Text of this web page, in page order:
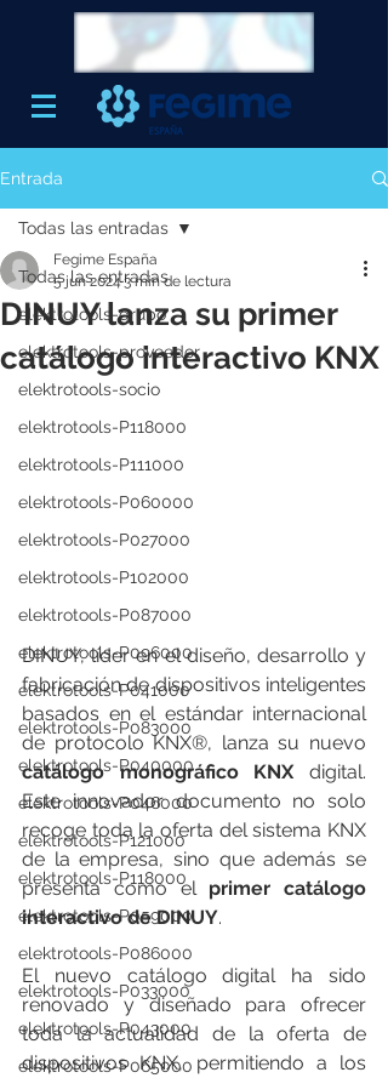
Entrada
Todas las entradas
elektrotools-grupo
elektrotools-proveedor
elektrotools-socio
elektrotools-P118000
elektrotools-P111000
elektrotools-P060000
elektrotools-P027000
elektrotools-P102000
elektrotools-P087000
elektrotools-P096000
elektrotools-P041000
elektrotools-P083000
elektrotools-P040000
elektrotools-P046000
elektrotools-P121000
elektrotools-P118000
elektrotools-P059000
elektrotools-P086000
elektrotools-P033000
elektrotools-P043000
elektrotools-P065000
Todas las entradas
DINUY lanza su primer
catálogo interactivo KNX
Fegime España
5 jun 20243 min de lectura
DINUY, líder en el diseño, desarrollo y
fabricación de dispositivos inteligentes
basados en el estándar internacional
catálogo monográfico KNX digital.
Este innovador documento no solo
recoge toda la oferta del sistema KNX
de la empresa, sino que además se
presenta como el primer catálogo
interactivo de DINUY.
El nuevo catálogo digital ha sido
renovado y diseñado para ofrecer
toda la actualidad de la oferta de
dispositivos KNX, permitiendo a los